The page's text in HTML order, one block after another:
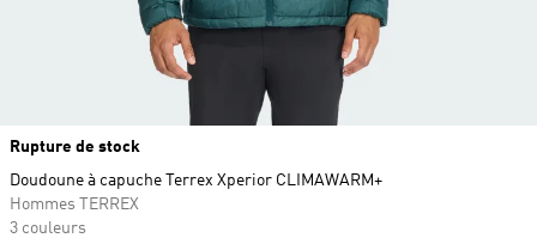
Rupture de stock
Doudoune à capuche Terrex Xperior CLIMAWARM+
Hommes TERREX
3 couleurs